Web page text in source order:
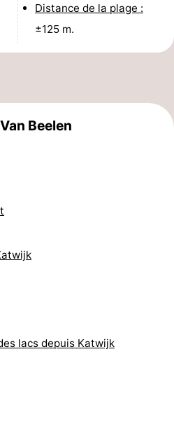
Distance de la plage :
±125 m.
Beelen
lacs depuis Katwijk